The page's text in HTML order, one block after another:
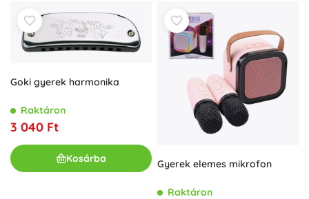
Goki gyerek harmonika
Raktáron
3 040 Ft
Kosárba Gyerek elemes mikrofon
Raktáron